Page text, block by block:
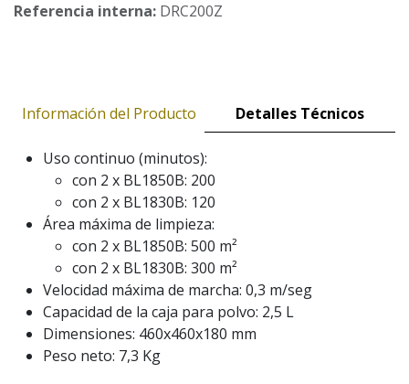
Referencia interna: DRC200Z
Información del Producto Detalles Técnicos
Uso continuo (minutos):
con 2 x BL1850B: 200
con 2 x BL1830B: 120
Área máxima de limpieza:
con 2 x BL1850B: 500 m²
con 2 x BL1830B: 300 m²
Velocidad máxima de marcha: 0,3 m/seg
Capacidad de la caja para polvo: 2,5 L
Dimensiones: 460x460x180 mm
Peso neto: 7,3 Kg